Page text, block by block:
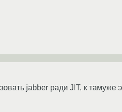
jabber ради JIT, к тамуже